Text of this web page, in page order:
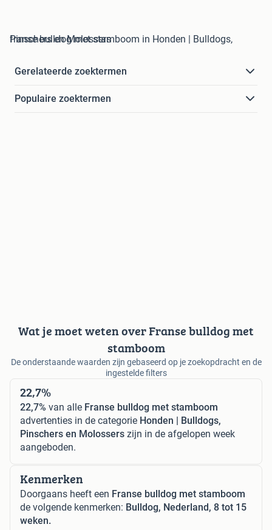
franse bulldog met stamboom in Honden | Bulldogs, Pinschers en Molossers
Gerelateerde zoektermen
Populaire zoektermen
Wat je moet weten over Franse bulldog met
stamboom
De onderstaande waarden zijn gebaseerd op je zoekopdracht en de
ingestelde filters
22,7%
22,7% van alle Franse bulldog met stamboom
advertenties in de categorie Honden | Bulldogs,
Pinschers en Molossers zijn in de afgelopen week
aangeboden.
Kenmerken
Doorgaans heeft een Franse bulldog met stamboom
de volgende kenmerken: Bulldog, Nederland, 8 tot 15
weken.